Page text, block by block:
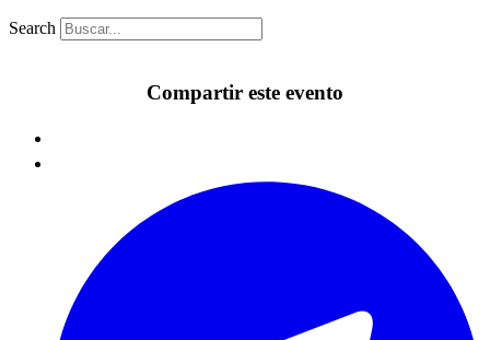
Search
Compartir este evento